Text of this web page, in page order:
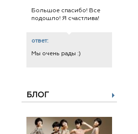
Большое спасибо! Все
подошло! Я счастлива!
ответ:
Мы очень рады :)
БЛОГ